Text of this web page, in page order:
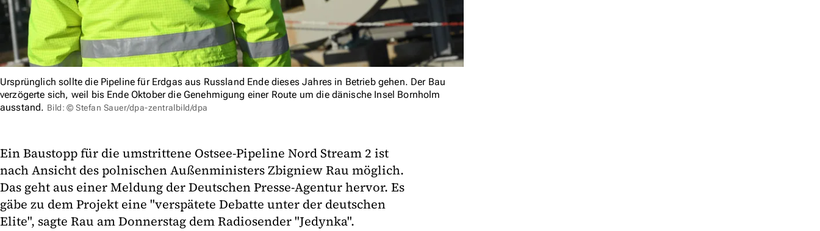
Ursprünglich sollte die Pipeline für Erdgas aus Russland Ende dieses Jahres in Betrieb gehen. Der Bau
verzögerte sich, weil bis Ende Oktober die Genehmigung einer Route um die dänische Insel Bornholm
ausstand. Bild: © Stefan Sauer/dpa-zentralbild/dpa
Ein Baustopp für die umstrittene Ostsee-Pipeline Nord Stream 2 ist
nach Ansicht des polnischen Außenministers Zbigniew Rau möglich.
Das geht aus einer Meldung der Deutschen Presse-Agentur hervor. Es
gäbe zu dem Projekt eine "verspätete Debatte unter der deutschen
Elite", sagte Rau am Donnerstag dem Radiosender "Jedynka".